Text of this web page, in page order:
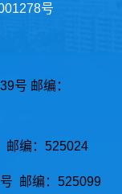
号
号 邮编：
邮编：525024
邮编：525099